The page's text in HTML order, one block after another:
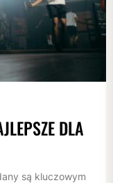
DLA
są kluczowym